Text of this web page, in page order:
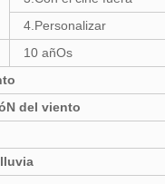
4.Personalizar
10 añOs
del viento